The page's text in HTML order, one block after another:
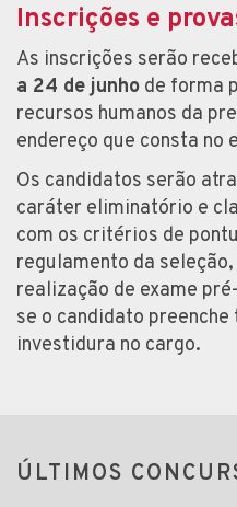
Inscrições e
As inscrições serão
a 24 de junho de forma
recursos humanos da
endereço que consta no
Os candidatos serão
caráter eliminatório e
com os critérios de
regulamento da
realização de exame
se o candidato
investidura no cargo.
ÚLTIMOS